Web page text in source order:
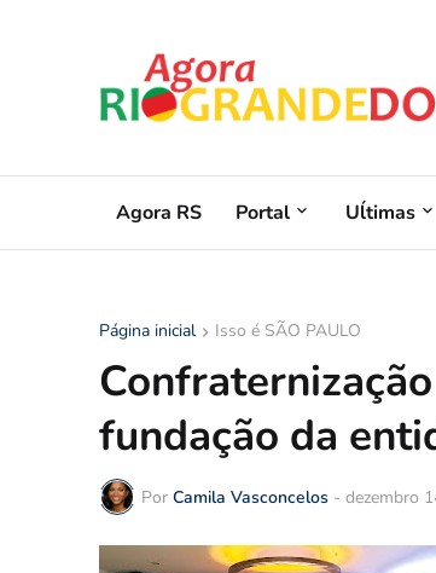
Agora RS Portal Uĺtimas
Página inicial Isso é SÃO PAULO
fundação da
Por Camila Vasconcelos - dezembro